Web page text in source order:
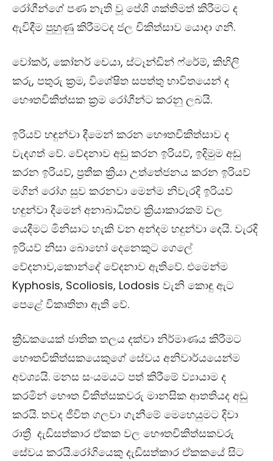
රෝගීන්ගේ පණ නැති වූ පේශි ශක්තිමත් කිරීමට ද
ඇවිදීම පුහුණු කිරීමටද ජල චිකිත්සාව යොදා ගනී.
වෝකර්, කෝනර් චෙයා, ස්ටෑන්ඩින් ෆ්රේම්, කිහිලි
කරු, පතුරු ක්‍රම, විශේෂිත සපත්තු භාවිතයෙන් ද
භෞතචිකිත්සක ක්‍රම රෝගීන්ට කරනු ලබයි.
ඉරියව් හඳුන්වා දීමෙන් කරන භෞතචිකිත්සාව ද
වැදගත් වේ. වේදනාව අඩු කරන ඉරියව්, ඉදිමුම අඩු
කරන ඉරියව්, ප්‍රතීක ක්‍රියා උත්තේජනය කරන ඉරියව්
මගින් රෝග සුව කරනවා මෙන්ම නිවැරදි ඉරියව්
හඳුන්වා දීමෙන් අනාබාධිතව ක්‍රියාකාරකම් වල
යෙදීමට මිනිසාට හැකි වන අන්දම හදුන්වා දෙයි. වැරදි
ඉරියව් නිසා බොහෝ දෙනෙකුට ගෙලේ
වේදනාව,කොන්දේ වේදනාව ඇතිවේ. එමෙන්ම
Kyphosis, Scoliosis, Lodosis වැනි කොඳු ඇට
පෙළේ විකෘතිතා ඇති වේ.
ක්‍රීඩකයෙක් ජාතික තලය දක්වා නිර්මාණය කිරීමට
භෞතචිකිත්සකයෙකුගේ සේවය අනිවාර්යයෙන්ම
අවශ්‍යයි. මනස සංයමයට පත් කිරීමේ ව්‍යායාම ද
කරමින් භෞත චිකිත්සකවරු මානසික ආතතියද අඩු
කරයි. තවද ජීවිත ගලවා ගැනීමේ මෙහෙයුමට දිවා
රාත්‍රී දැඩිසත්කාර ඒකක වල භෞතචිකිත්සකවරු
සේවය කරයි.රෝගියෙකු දැඩිසත්කාර ඒකකයේ සිට